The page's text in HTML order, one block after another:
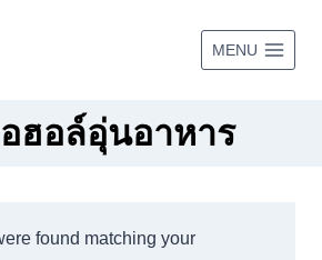
MENU
ฮอล์อุ่นอาหาร
found matching your